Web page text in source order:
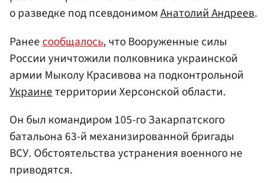
о разведке под псевдонимомАнатолий Андреев.
Ранеесообщалось, что Вооруженные силы
России уничтожили полковника украинской
армии Мыколу Красивова на подконтрольной
Украинетерритории Херсонской области.
Он был командиром 105-го Закарпатского
батальона 63-й механизированной бригады
ВСУ. Обстоятельства устранения военного не
приводятся.